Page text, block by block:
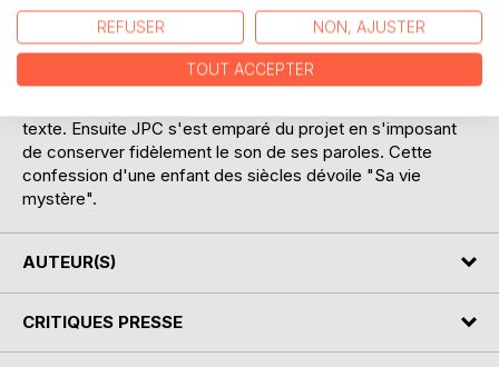
"son livre". Beaucoup de gens veulent écrire le roman de
leur vie. Pour DCN le désir d'un livre était renforcé par son
émigration en Europe après ses 20 premières années
vécues au Kenya. Elle a raconté son histoire en 2020
texte. Ensuite JPC s'est emparé du projet en s'imposant
de conserver fidèlement le son de ses paroles. Cette
confession d'une enfant des siècles dévoile "Sa vie
mystère".
AUTEUR(S)
CRITIQUES PRESSE
REFUSER NON, AJUSTER
TOUT ACCEPTER